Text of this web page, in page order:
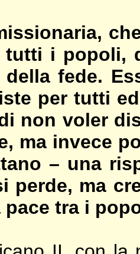
tutti i popoli,
fede.
per tutti
non voler
ma invece
– una
perde, ma
pace tra i